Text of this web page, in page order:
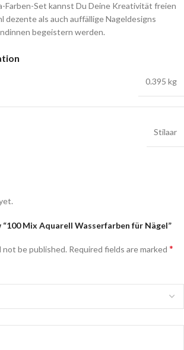
Farben-Set kannst Du Deine Kreativität freien
dezente als auch auffällige Nageldesigns
begeistern werden.
0.395 kg
Stilaar
Mix Aquarell Wasserfarben für Nägel”
not be published. Required fields are marked *